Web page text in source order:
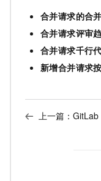
合并请求的合
合并请求评审
合并请求千行
新增合并请求
上一篇： GitLab